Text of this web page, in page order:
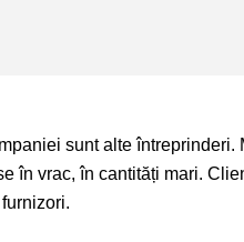
sunt alte întreprinderi.
în vrac, în cantități mari.